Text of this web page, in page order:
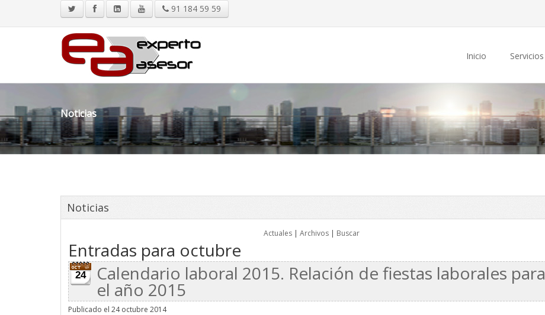
91 184 59 59
Inicio Servicios
Noticias
Noticias
Actuales| Archivos| Buscar
Entradas para octubre
24 Calendario laboral 2015. Relación de fiestas laborales para
el año 2015
Publicado el 24 octubre 2014